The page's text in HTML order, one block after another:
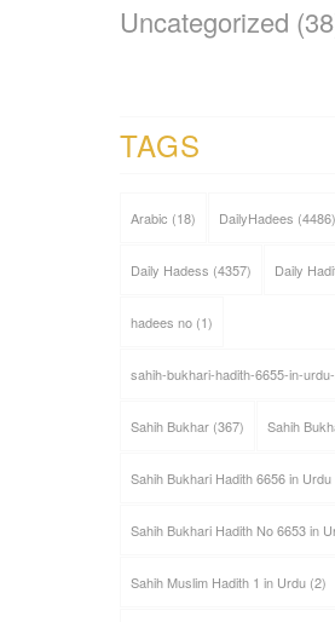
Uncategorized
TAGS
Arabic (18) DailyHadees (4486)
Daily Hadess (4357) Daily
hadees no(1)
sahih-bukhari-hadith-6655-in-
Sahih Bukhar(367) Sahih
Sahih Bukhari Hadith 6656 in Urdu
Sahih Bukhari Hadith No 6653 in
Sahih Muslim Hadith 1 in Urdu(2)